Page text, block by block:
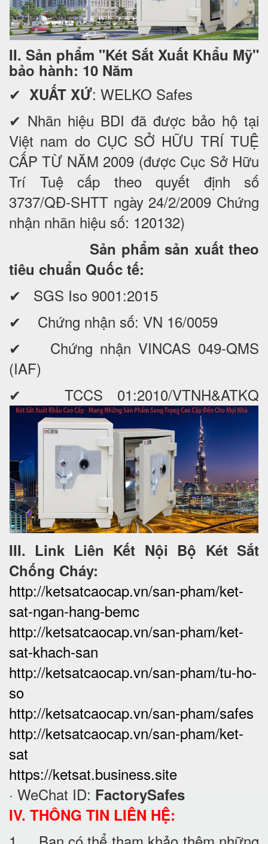
II. Sản phẩm "Két Sắt Xuất Khẩu Mỹ"
bảo hành: 10 Năm
✔ XUẤT XỨ: WELKO Safes
✔ Nhãn hiệu BDI đã được bảo hộ tại
Việt nam do CỤC SỞ HỮU TRÍ TUỆ
CẤP TỪ NĂM 2009 (được Cục Sở Hữu
Trí Tuệ cấp theo quyết định số
3737/QĐ-SHTT ngày 24/2/2009 Chứng
nhận nhãn hiệu số: 120132)
Sản phẩm sản xuất theo
tiêu chuẩn Quốc tế:
✔ SGS Iso 9001:2015
✔ Chứng nhận số: VN 16/0059
✔ Chứng nhận VINCAS 049-QMS
(IAF)
✔ TCCS 01:2010/VTNH&ATKQ
III. Link Liên Kết Nội Bộ Két Sắt
Chống Cháy:
http://ketsatcaocap.vn/san-pham/ket-
sat-ngan-hang-bemc
http://ketsatcaocap.vn/san-pham/ket-
sat-khach-san
http://ketsatcaocap.vn/san-pham/tu-ho-
so
http://ketsatcaocap.vn/san-pham/safes
http://ketsatcaocap.vn/san-pham/ket-
sat
https://ketsat.business.site
· WeChat ID: FactorySafes
IV. THÔNG TIN LIÊN HỆ: